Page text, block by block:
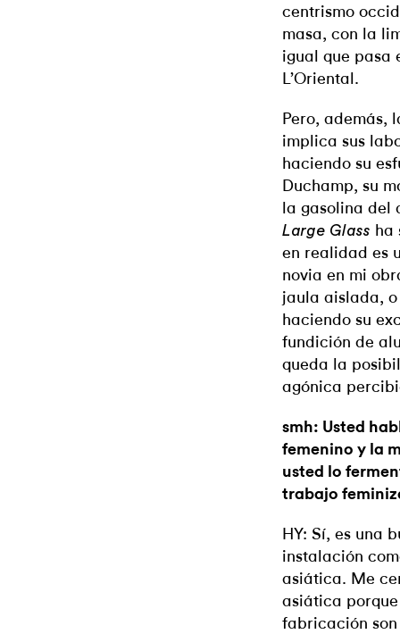
centrismo
masa, con la
igual que pasa
L’Oriental.
Pero, además,
implica sus
haciendo su
Duchamp, su
la gasolina del
Large Glass ha
en realidad es
novia en mi
jaula aislada,
haciendo su
fundición de
queda la
agónica
smh: Usted
femenino y la
usted lo
trabajo
HY: Sí, es una
instalación
asiática. Me
asiática
fabricación